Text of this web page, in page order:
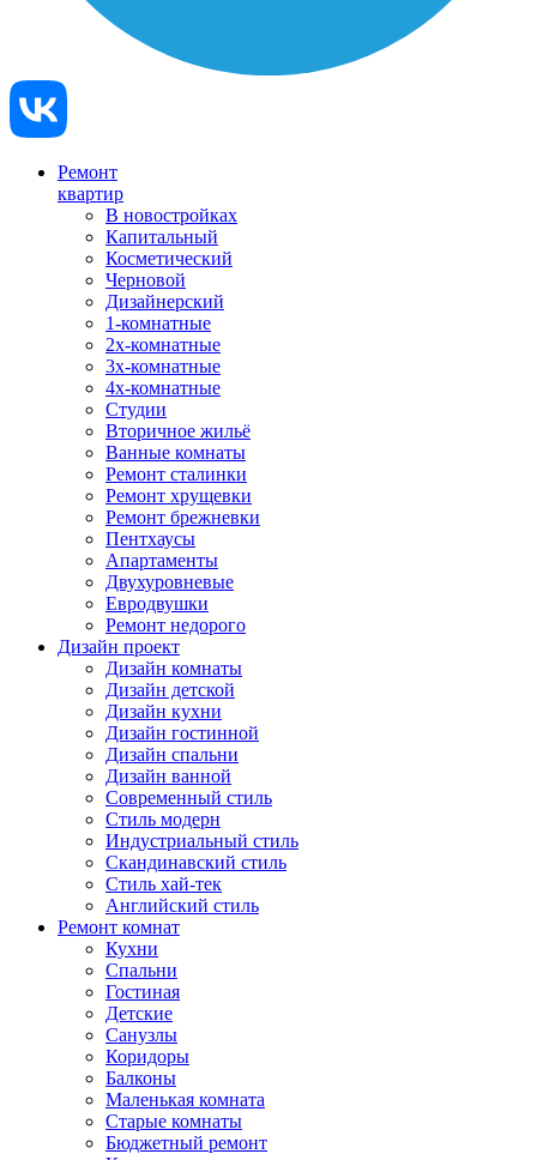
Ремонт
квартир
В новостройках
Капитальный
Косметический
Черновой
Дизайнерский
1-комнатные
2х-комнатные
3х-комнатные
4х-комнатные
Студии
Вторичное жильё
Ванные комнаты
Ремонт сталинки
Ремонт хрущевки
Ремонт брежневки
Пентхаусы
Апартаменты
Двухуровневые
Евродвушки
Ремонт недорого
Дизайн проект
Дизайн комнаты
Дизайн детской
Дизайн кухни
Дизайн гостинной
Дизайн спальни
Дизайн ванной
Современный стиль
Стиль модерн
Индустриальный стиль
Скандинавский стиль
Стиль хай-тек
Английский стиль
Ремонт комнат
Кухни
Спальни
Гостиная
Детские
Санузлы
Коридоры
Балконы
Маленькая комната
Старые комнаты
Бюджетный ремонт